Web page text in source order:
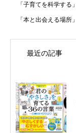
「子育てを科学する」
「本と出会える場所」
最近の記事